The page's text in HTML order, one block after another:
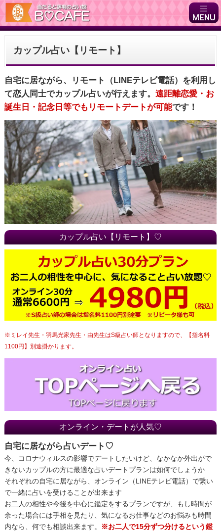
カップル占い【リモート】
自宅に居ながら、リモート（LINEテレビ電話）を利用し
て恋人同士でカップル占いが行えます。 遠距離恋愛・お
誕生日・記念日等でもリモートデートが可能です！
カップル占い【リモート】♡
※ミレイ先生・羽馬光家先生・由先生はS級占い師となりますので、【指名料
1100円】別途掛かります。
オンライン・デートが人気♡
自宅に居ながら占いデート♡
今、コロナウィルスの影響でデートしたいけど、なかなか外出がで
きないカップルの方に最適な占いデートプランは如何でしょうか
それぞれの自宅に居ながら、オンライン（LINEテレビ電話）で繋い
で一緒に占いを受けることが出来ます
お二人の相性や今後を中心に鑑定をするプランですが、もし時間が
余った場合には手相を見たり、気になるお仕事などのお悩みも時間
内なら、何でも相談出来ます。
※お二人で15分ずつ分けるという鑑